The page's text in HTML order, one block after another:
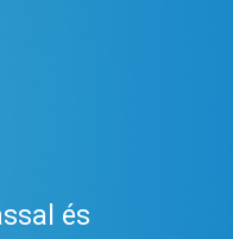
és